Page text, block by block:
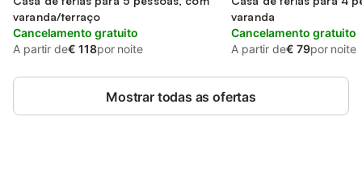
varanda/terraço
Cancelamento gratuito
A partir de€ 118por noite
varanda
Cancelamento gratuito
A partir de€ 79por noite
Mostrar todas as ofertas